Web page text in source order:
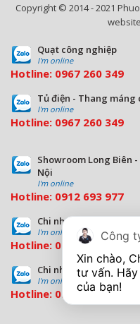
Copyright © 2014 - 2021
Quạt công nghiệp
I'm online
Hotline: 0967 260 349
Tủ điện - Thang máng
I'm online
Hotline: 0967 260 349
Showroom Long Biên -
Nội
I'm online
Hotline: 0912 693 977
Chi nhánh Đà Nẵng
I'm online
Hotline: 0963 544 563
Chi nhánh Bình Dương
I'm online
Hotline: 0933 569 039
Công
Xin chào,
tư vấn.